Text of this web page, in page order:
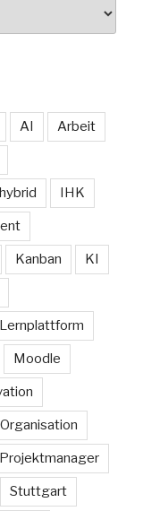
AI Arbeit
hybrid IHK
Kanban KI
Lernplattform
Moodle
Organisation
Projektmanager
Stuttgart